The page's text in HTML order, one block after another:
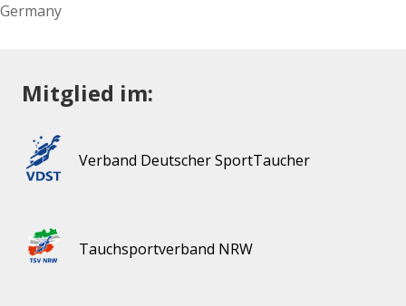
Germany
Mitglied im:
Verband Deutscher SportTaucher
Tauchsportverband NRW